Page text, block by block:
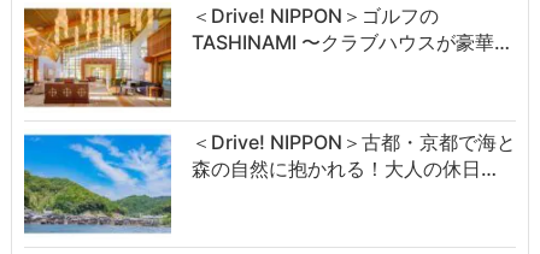
＜Drive! NIPPON＞ゴルフの
TASHINAMI 〜クラブハウスが豪華…
＜Drive! NIPPON＞古都・京都で海と
森の自然に抱かれる！大人の休日…